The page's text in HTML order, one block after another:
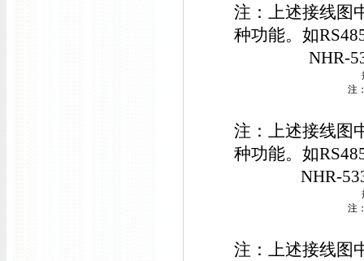
注：上述接线图
种功能。如
NHR-
注
注：上述接线图
种功能。如
NHR-
注
注：上述接线图